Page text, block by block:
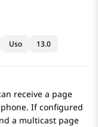
Uso 13.0
receive a page
If configured
a multicast page